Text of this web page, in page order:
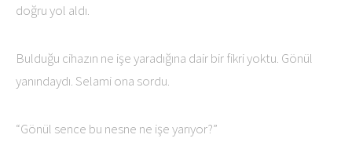
doğru yol aldı.
Bulduğu cihazın ne işe yaradığına dair bir fikri yoktu. Gönül
yanındaydı. Selami ona sordu.
“Gönül sence bu nesne ne işe yarıyor?”